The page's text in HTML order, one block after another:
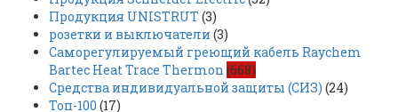
Продукция UNISTRUT (3)
розетки и выключатели (3)
Саморегулируемый греющий кабель Raychem
Bartec Heat Trace Thermon (668)
Средства индивидуальной защиты (СИЗ) (24)
Топ-100 (17)